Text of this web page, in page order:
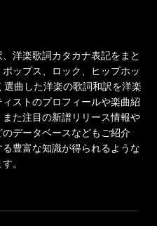
洋楽歌詞カタカナ表記をまと
ップス、ロック、ヒップホッ
曲した洋楽の歌詞和訳を洋楽
ストのプロフィールや楽曲紹
た注目の新譜リリース情報や
データベースなどもご紹介
豊富な知識が得られるような
。